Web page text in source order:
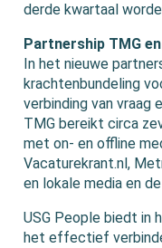
derde kwartaal
Partnership TMG
In het nieuwe
krachtenbundeling
verbinding van vraag
TMG bereikt circa
met on- en offline
Vacaturekrant.nl,
en lokale media en
USG People biedt in
het effectief